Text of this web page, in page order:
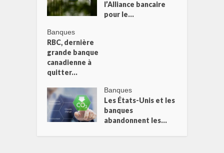
l’Alliance bancaire
pour le...
Banques
RBC, dernière
grande banque
canadienne à
quitter...
Banques
Les États-Unis et les
banques
abandonnent les...